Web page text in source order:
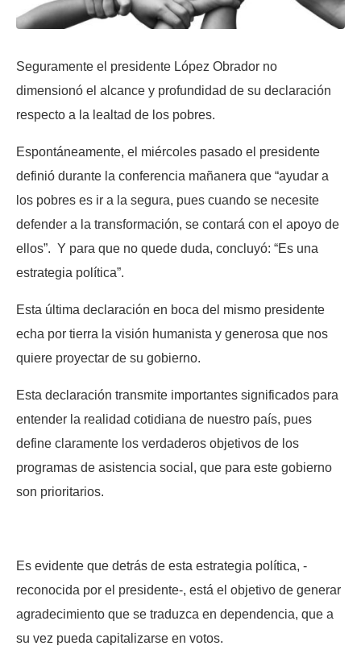
Seguramente el presidente López Obrador no
dimensionó el alcance y profundidad de su declaración
respecto a la lealtad de los pobres.
Espontáneamente, el miércoles pasado el presidente
definió durante la conferencia mañanera que “ayudar a
los pobres es ir a la segura, pues cuando se necesite
defender a la transformación, se contará con el apoyo de
ellos”. Y para que no quede duda, concluyó: “Es una
estrategia política”.
Esta última declaración en boca del mismo presidente
echa por tierra la visión humanista y generosa que nos
quiere proyectar de su gobierno.
Esta declaración transmite importantes significados para
entender la realidad cotidiana de nuestro país, pues
define claramente los verdaderos objetivos de los
programas de asistencia social, que para este gobierno
son prioritarios.
Es evidente que detrás de esta estrategia política, -
reconocida por el presidente-, está el objetivo de generar
agradecimiento que se traduzca en dependencia, que a
su vez pueda capitalizarse en votos.